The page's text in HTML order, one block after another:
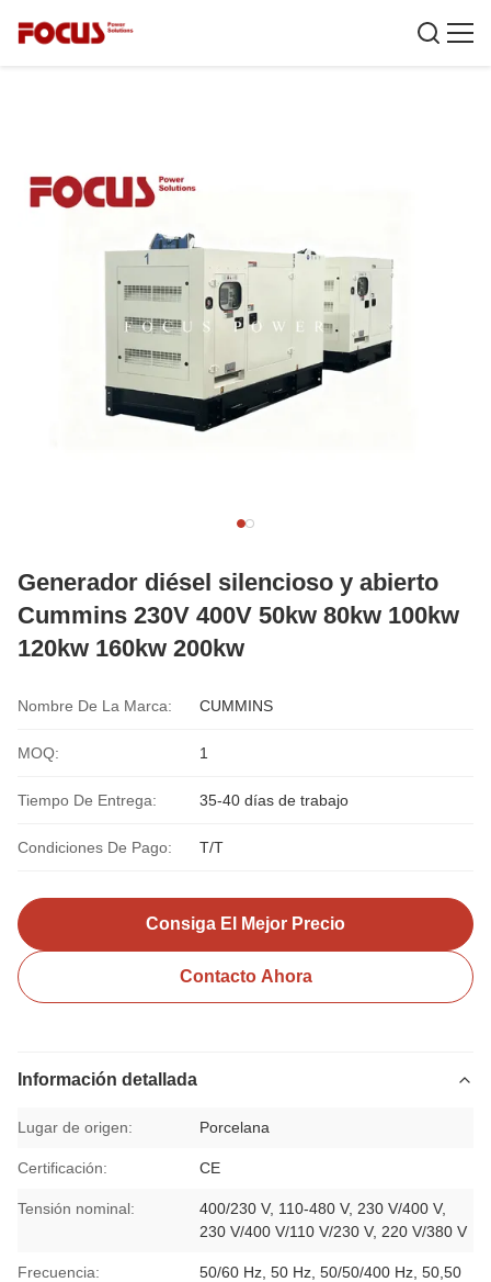
Generador diésel silencioso y abierto
Cummins 230V 400V 50kw 80kw 100kw
120kw 160kw 200kw
Nombre De La Marca: CUMMINS
MOQ: 1
Tiempo De Entrega: 35-40 días de trabajo
Condiciones De Pago: T/T
Consiga El Mejor Precio
Contacto Ahora
Información detallada
Lugar de origen: Porcelana
Certificación: CE
Tensión nominal:
400/230 V, 110-480 V, 230 V/400 V,
230 V/400 V/110 V/230 V, 220 V/380 V
Frecuencia:
50/60 Hz, 50 Hz, 50/50/400 Hz, 50,50